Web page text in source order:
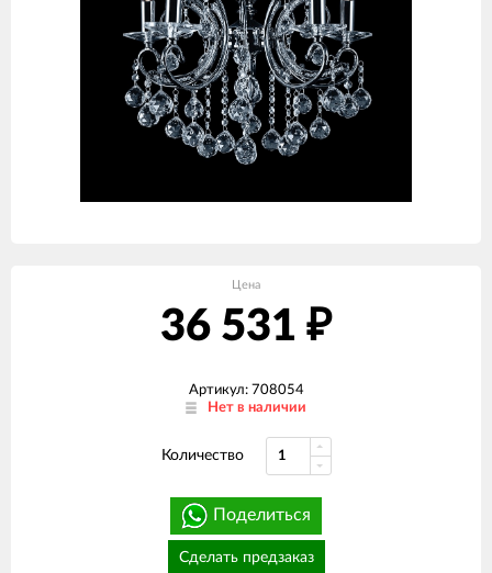
Цена
36 531 ₽
Артикул: 708054
Нет в наличии
Количество
Поделиться
Сделать предзаказ